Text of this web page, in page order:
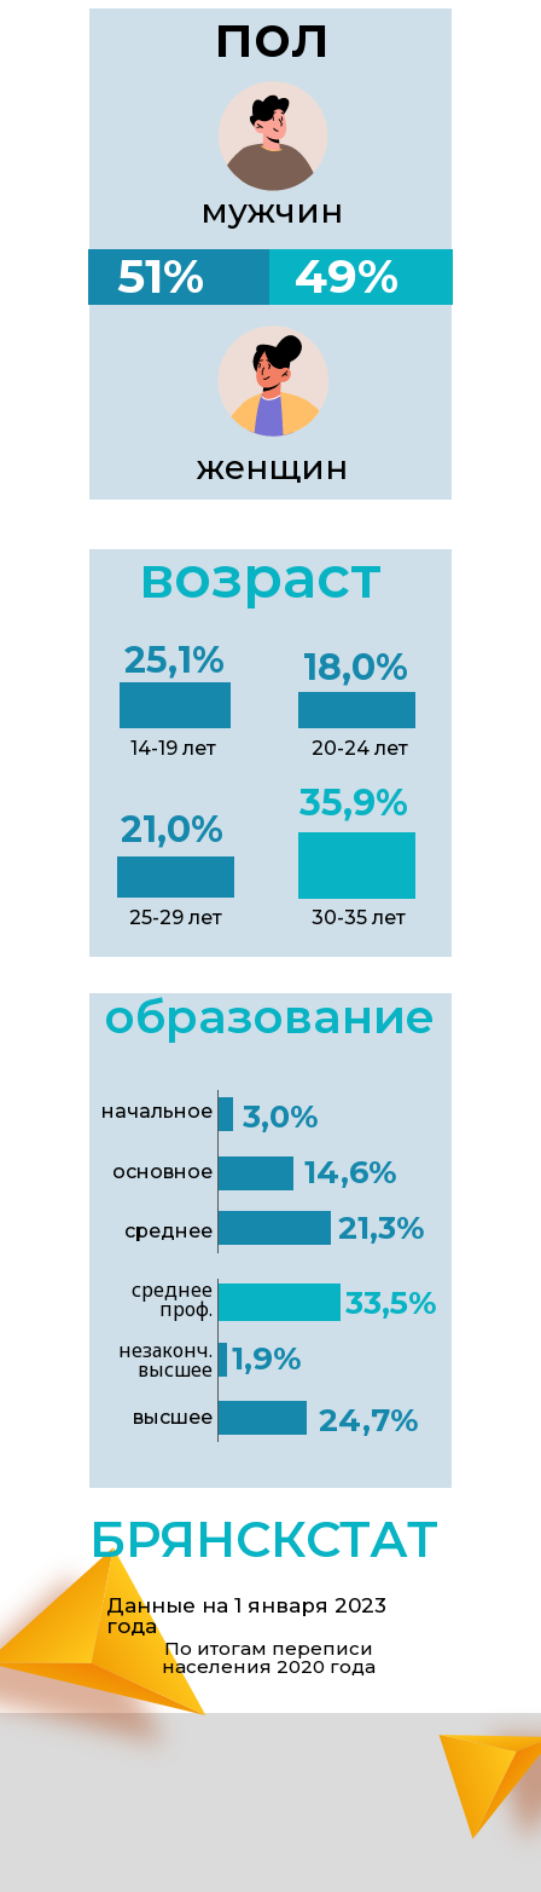
18,0%
21,3%
25,1%
3,0%
14,6%
51%
БРЯНСКСТАТ
образование
пол
14-19 лет
По итогам переписи
населения 2020 года
начальное
Данные на 1 января 2023
года
49%
мужчин
женщин
35,9%
21,0%
20-24 лет
25-29 лет 30-35 лет
основное
среднее
высшее 24,7%
33,5%
1,9%
возраст
среднее
проф.
незаконч.
высшее